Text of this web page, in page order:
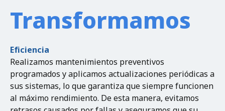
Transformamos
Eficiencia
Realizamos mantenimientos preventivos
programados y aplicamos actualizaciones periódicas a
sus sistemas, lo que garantiza que siempre funcionen
al máximo rendimiento. De esta manera, evitamos